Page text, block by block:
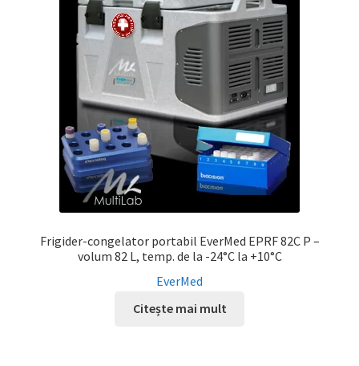
Frigider-congelator portabil EverMed EPRF 82C P –
volum 82 L, temp. de la -24°C la +10°C
EverMed
Citește mai mult